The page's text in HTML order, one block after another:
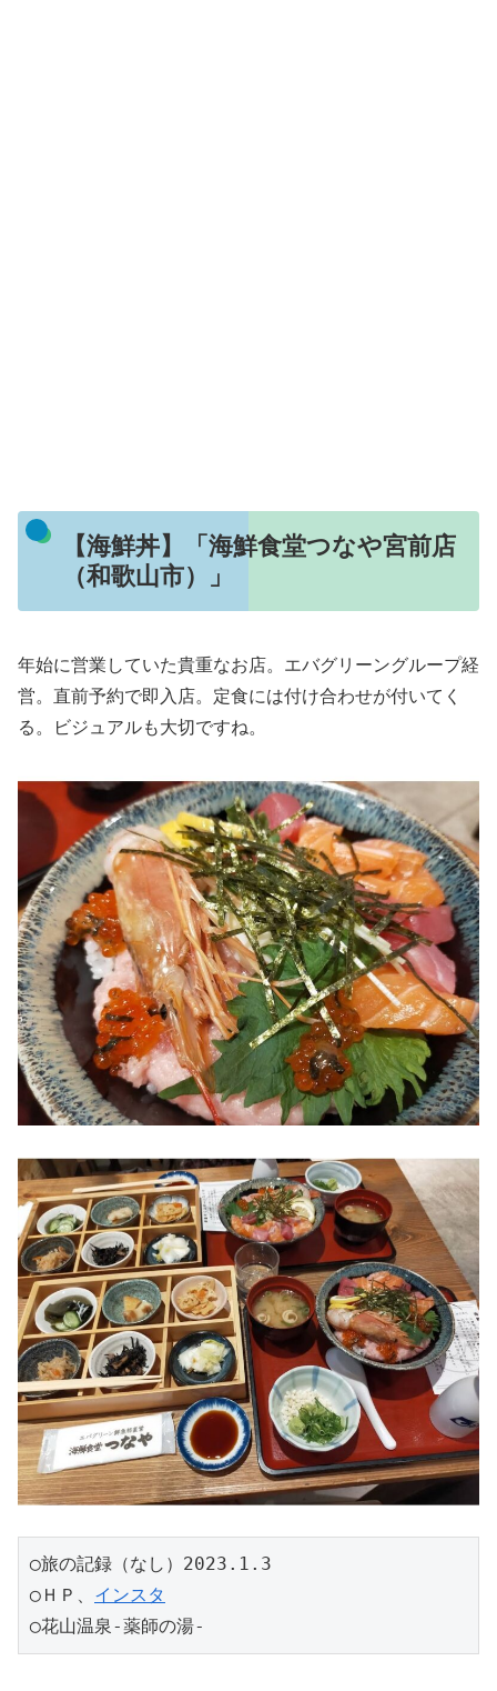
【海鮮丼】「海鮮食堂つなや宮前店
（和歌山市）」
年始に営業していた貴重なお店。エバグリーングループ経
営。直前予約で即入店。定食には付け合わせが付いてく
る。ビジュアルも大切ですね。
◯旅の記録（なし）2023.1.3
◯ＨＰ、 インスタ
◯花山温泉-薬師の湯-